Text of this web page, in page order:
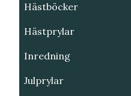
Hästböcker
Hästprylar
Inredning
Julprylar